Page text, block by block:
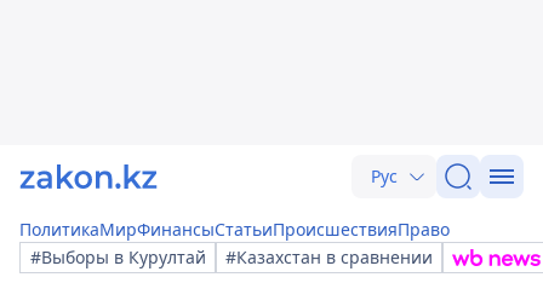
Рус
ПолитикаМирФинансыСтатьиПроисшествияПраво
#Выборы в Курултай
#Казахстан в сравнении